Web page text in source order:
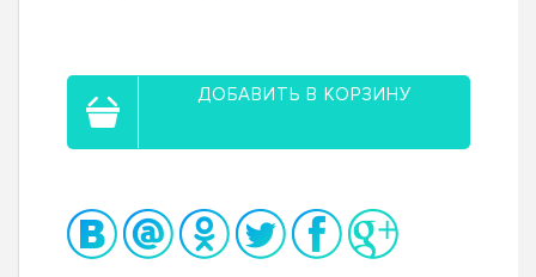
ДОБАВИТЬ В КОРЗИНУ